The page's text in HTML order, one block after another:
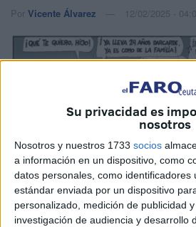
Su privacidad es
nosotros
Nosotros y nuestros 1733 socios
a información en un dispositivo, como
datos personales, como identificadores
estándar enviada por un dispositivo
personalizado, medición de publicidad
investigación de audiencia y desarrollo
Por Vicente Álvarez 12/02/2025 -
RelatedPosts